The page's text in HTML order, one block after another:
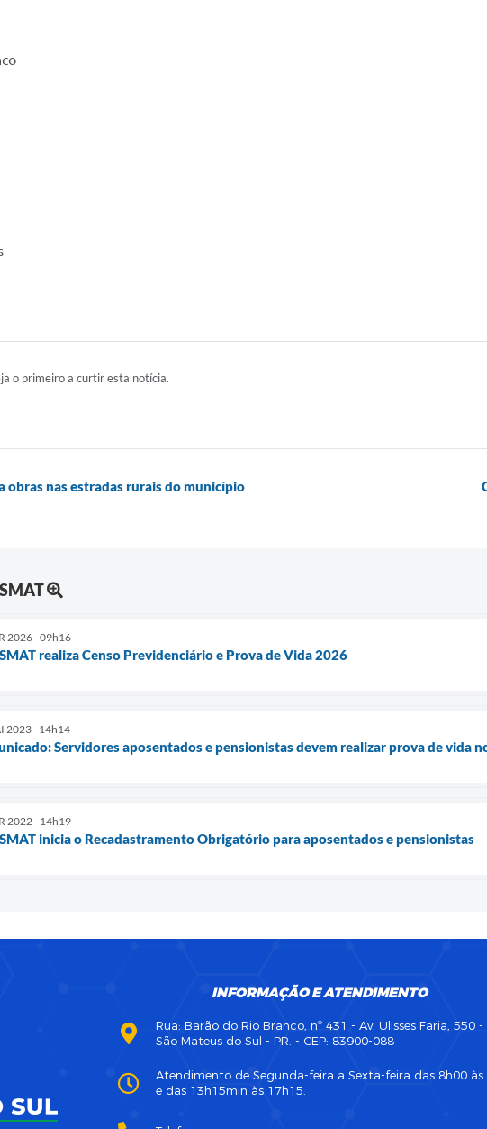
o primeiro a curtir esta notícia.
obras nas estradas rurais do município
2026 - 09h16
realiza Censo Previdenciário e Prova de Vida 2026
2023 - 14h14
Servidores aposentados e pensionistas devem realizar prova de vida
2022 - 14h19
inicia o Recadastramento Obrigatório para aposentados e pensionistas
INFORMAÇÃO E ATENDIMENTO
Rua: Barão do Rio Branco, nº 431 - Av. Ulisses Faria, 550 -
São Mateus do Sul - PR. - CEP: 83900-088
Atendimento de Segunda-feira a Sexta-feira das 8h00 às
e das 13h15min às 17h15.